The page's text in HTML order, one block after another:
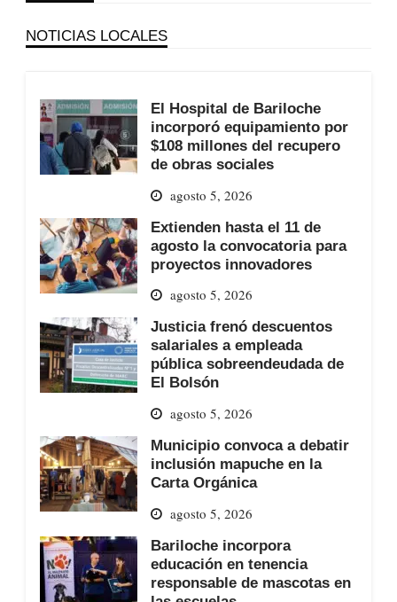
NOTICIAS LOCALES
El Hospital de Bariloche
incorporó equipamiento por
$108 millones del recupero
de obras sociales
agosto 5, 2026
Extienden hasta el 11 de
agosto la convocatoria para
proyectos innovadores
agosto 5, 2026
Justicia frenó descuentos
salariales a empleada
pública sobreendeudada de
El Bolsón
agosto 5, 2026
Municipio convoca a debatir
inclusión mapuche en la
Carta Orgánica
agosto 5, 2026
Bariloche incorpora
educación en tenencia
responsable de mascotas en